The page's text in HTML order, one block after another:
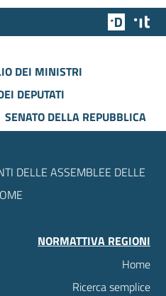
Team
DEI MINISTRI
DEPUTATI
SENATO DELLA REPUBBLICA
DELLE ASSEMBLEE DELLE
NORMATTIVA REGIONI
Home
Ricerca semplice